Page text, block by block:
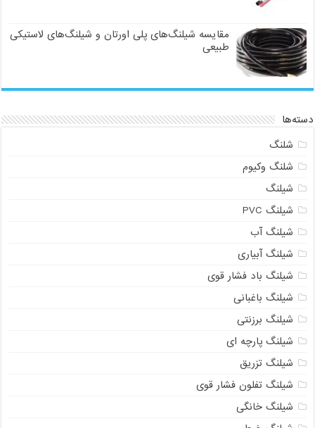
مقایسه شیلنگ‌های پلی اورتان و شیلنگ‌های لاستیکی
طبیعی
دسته‌ها
شلنگ
شلنگ وکیوم
شیلنگ
شیلنگ PVC
شیلنگ آب
شیلنگ آبیاری
شیلنگ باد فشار قوی
شیلنگ باغبانی
شیلنگ برزنتی
شیلنگ پارچه‌ ای
شیلنگ تزریق
شیلنگ تفلون فشار قوی
شیلنگ خانگی